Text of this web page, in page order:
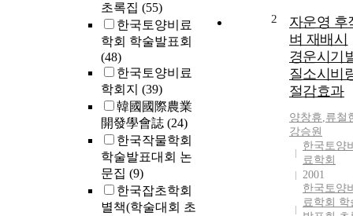
초록집 (55)
한국토양비료
학회 학술발표회
(48)
한국토양비료
학회지 (39)
韓國國際農業
開發學會誌 (24)
한국작물학회
학술발표대회 논
문집 (9)
한국잡초학회
별책(학술대회 초
2
자운영 후
벼 재배시
경운시기
질소시비
절감효과
양창휴,류철
강승원
한국토양
료학회
2001
한국토양
료학회 학